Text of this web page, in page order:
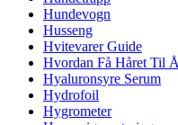
Hundevogn
Husseng
Hvitevarer Guide
Hvordan Få Håret Til
Hyaluronsyre Serum
Hydrofoil
Hygrometer